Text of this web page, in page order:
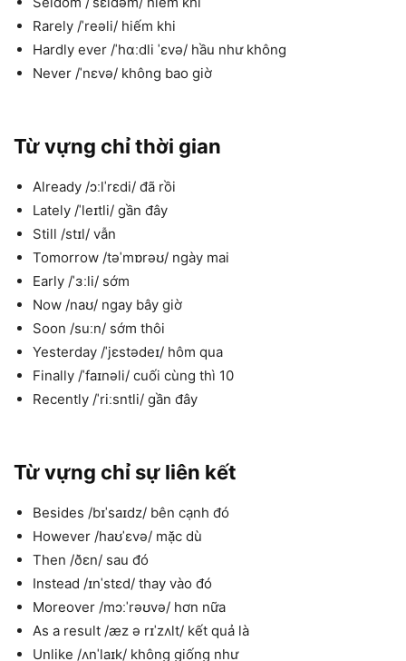
Rarely /ˈreəli/ hiếm khi
Hardly ever /ˈhɑːdli ˈɛvə/ hầu như không
Never /ˈnɛvə/ không bao giờ
Từ vựng chỉ thời gian
Already /ɔːlˈrɛdi/ đã rồi
Lately /ˈleɪtli/ gần đây
Still /stɪl/ vẫn
Tomorrow /təˈmɒrəʊ/ ngày mai
Early /ˈɜːli/ sớm
Now /naʊ/ ngay bây giờ
Soon /suːn/ sớm thôi
Yesterday /ˈjɛstədeɪ/ hôm qua
Finally /ˈfaɪnəli/ cuối cùng thì 10
Recently /ˈriːsntli/ gần đây
Từ vựng chỉ sự liên kết
Besides /bɪˈsaɪdz/ bên cạnh đó
However /haʊˈɛvə/ mặc dù
Then /ðɛn/ sau đó
Instead /ɪnˈstɛd/ thay vào đó
Moreover /mɔːˈrəʊvə/ hơn nữa
As a result /æz ə rɪˈzʌlt/ kết quả là
Unlike /ʌnˈlaɪk/ không giống như